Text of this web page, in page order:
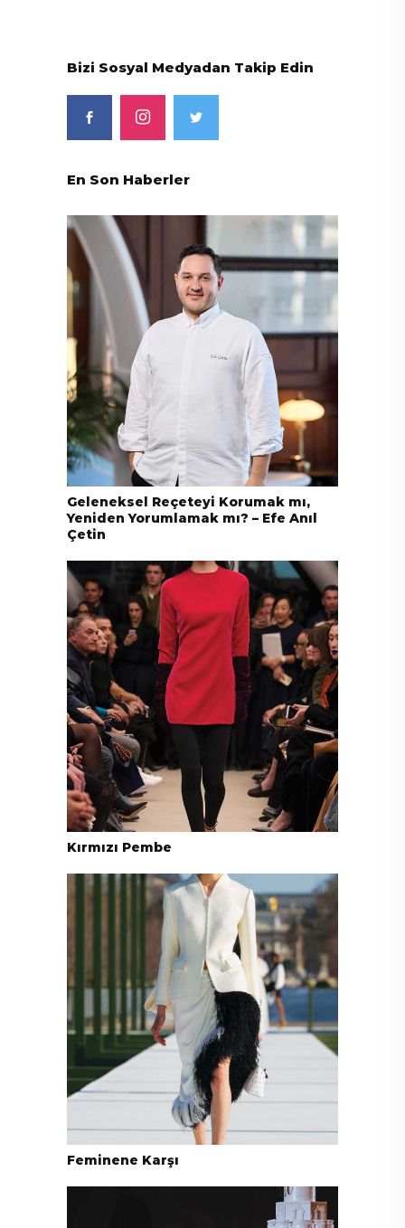
Bizi Sosyal Medyadan Takip Edin
En Son Haberler
Geleneksel Reçeteyi Korumak mı,
Yeniden Yorumlamak mı? – Efe Anıl
Çetin
Kırmızı Pembe
Feminene Karşı